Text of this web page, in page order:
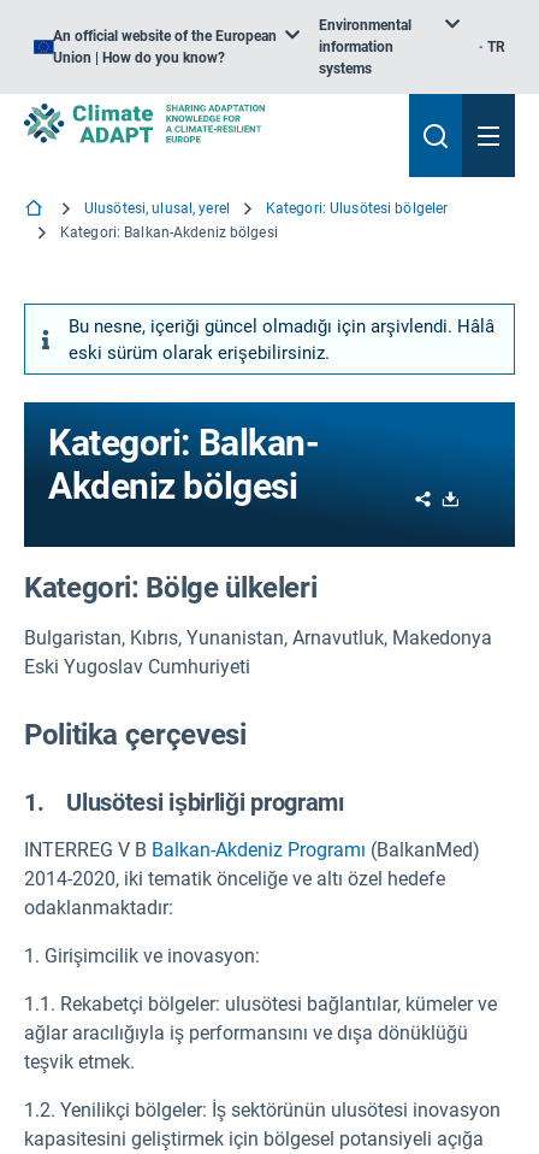
An official website of the European
Union | How do you know?
Environmental
information
systems
TR
Ulusötesi, ulusal, yerel
Kategori: Ulusötesi bölgeler
Kategori: Balkan-Akdeniz bölgesi
Bu nesne, içeriği güncel olmadığı için arşivlendi. Hâlâ
eski sürüm olarak erişebilirsiniz.
Kategori: Balkan-
Akdeniz bölgesi
Share
Kategori: Bölge ülkeleri
Bulgaristan, Kıbrıs, Yunanistan, Arnavutluk, Makedonya
Eski Yugoslav Cumhuriyeti
Politika çerçevesi
1. Ulusötesi işbirliği programı
INTERREG V B Balkan-Akdeniz Programı (BalkanMed)
2014-2020, iki tematik önceliğe ve altı özel hedefe
odaklanmaktadır:
1. Girişimcilik ve inovasyon:
1.1. Rekabetçi bölgeler: ulusötesi bağlantılar, kümeler ve
ağlar aracılığıyla iş performansını ve dışa dönüklüğü
teşvik etmek.
1.2. Yenilikçi bölgeler: İş sektörünün ulusötesi inovasyon
kapasitesini geliştirmek için bölgesel potansiyeli açığa